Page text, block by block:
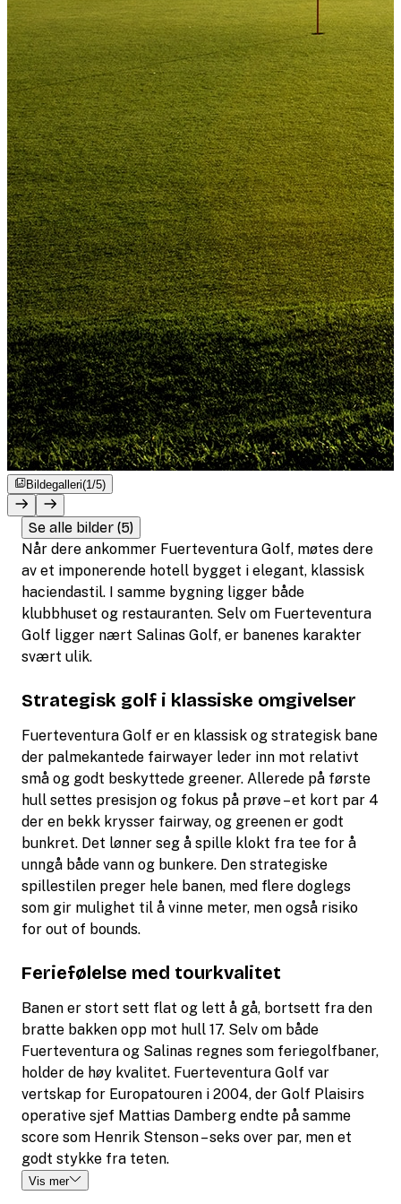
Bildegalleri(1/5)
Se alle bilder (5)
Når dere ankommer Fuerteventura Golf, møtes dere
av et imponerende hotell bygget i elegant, klassisk
haciendastil. I samme bygning ligger både
klubbhuset og restauranten. Selv om Fuerteventura
Golf ligger nært Salinas Golf, er banenes karakter
svært ulik.
Strategisk golf i klassiske omgivelser
Fuerteventura Golf er en klassisk og strategisk bane
der palmekantede fairwayer leder inn mot relativt
små og godt beskyttede greener. Allerede på første
hull settes presisjon og fokus på prøve – et kort par 4
der en bekk krysser fairway, og greenen er godt
bunkret. Det lønner seg å spille klokt fra tee for å
unngå både vann og bunkere. Den strategiske
spillestilen preger hele banen, med flere doglegs
som gir mulighet til å vinne meter, men også risiko
for out of bounds.
Feriefølelse med tourkvalitet
Banen er stort sett flat og lett å gå, bortsett fra den
bratte bakken opp mot hull 17. Selv om både
Fuerteventura og Salinas regnes som feriegolfbaner,
holder de høy kvalitet. Fuerteventura Golf var
vertskap for Europatouren i 2004, der Golf Plaisirs
operative sjef Mattias Damberg endte på samme
score som Henrik Stenson – seks over par, men et
godt stykke fra teten.
Vis mer